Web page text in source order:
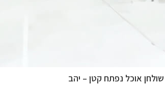
שולחן אוכל נפתח קטן – יהב